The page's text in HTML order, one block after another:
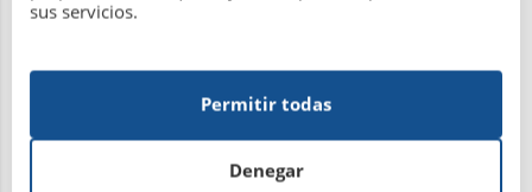
25 de noviembre de 2019
sus servicios.
Denegar
Permitir todas